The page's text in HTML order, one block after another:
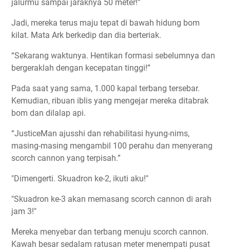
jalurmu sampai jaraknya 50 meter!”
Jadi, mereka terus maju tepat di bawah hidung bom
kilat. Mata Ark berkedip dan dia berteriak.
“Sekarang waktunya. Hentikan formasi sebelumnya dan
bergeraklah dengan kecepatan tinggi!”
Pada saat yang sama, 1.000 kapal terbang tersebar.
Kemudian, ribuan iblis yang mengejar mereka ditabrak
bom dan dilalap api.
“JusticeMan ajusshi dan rehabilitasi hyung-nims,
masing-masing mengambil 100 perahu dan menyerang
scorch cannon yang terpisah.”
"Dimengerti. Skuadron ke-2, ikuti aku!"
"Skuadron ke-3 akan memasang scorch cannon di arah
jam 3!"
Mereka menyebar dan terbang menuju scorch cannon.
Kawah besar sedalam ratusan meter menempati pusat